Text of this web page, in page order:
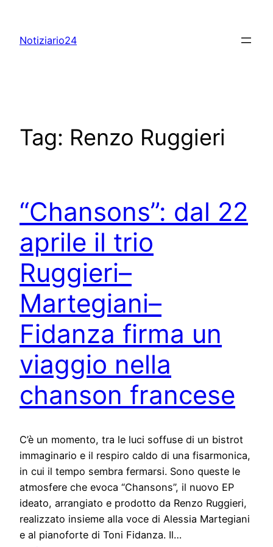
content
Notiziario24
Tag: Renzo Ruggieri
“Chansons”: dal 22
aprile il trio
Ruggieri–
Martegiani–
Fidanza firma un
viaggio nella
chanson francese
C’è un momento, tra le luci soffuse di un bistrot
immaginario e il respiro caldo di una fisarmonica,
in cui il tempo sembra fermarsi. Sono queste le
atmosfere che evoca “Chansons”, il nuovo EP
ideato, arrangiato e prodotto da Renzo Ruggieri,
realizzato insieme alla voce di Alessia Martegiani
e al pianoforte di Toni Fidanza. Il…